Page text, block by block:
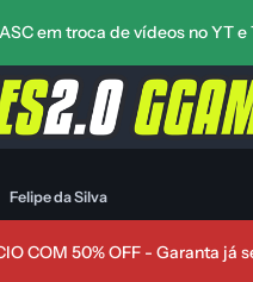
em troca de vídeos no YT e
Felipe da Silva
COM 50% OFF - Garanta já